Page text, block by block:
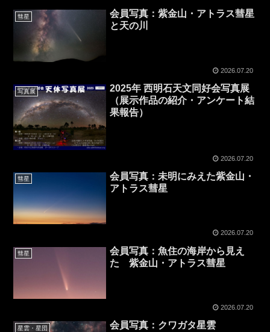
彗星
会員写真：紫金山・アトラス彗星
と天の川
2026.07.20
写真展
2025年 西明石天文同好会写真展
（展示作品の紹介・アンケート結
果報告）
2026.07.20
彗星
会員写真：未明にみえた紫金山・
アトラス彗星
2026.07.20
彗星
会員写真：魚住の海岸から見え
た 紫金山・アトラス彗星
2026.07.20
星雲・星団 会員写真：クワガタ星雲